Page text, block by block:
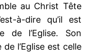
au Christ Tête
à-dire qu’il est
de l’Eglise. Son
l’Eglise est celle